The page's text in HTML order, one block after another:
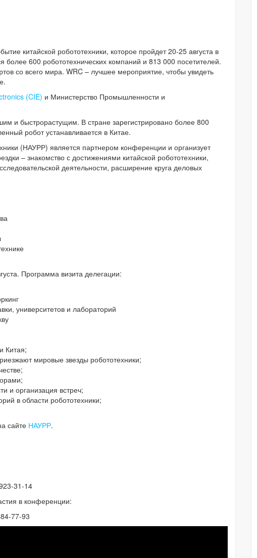
китайской робототехники, которое пройдет 20-25 августа в
600 робототехнических компаний и 813 000 посетителей.
со всего мира. WRC – лучшее мероприятие, чтобы увидеть
(CIE) и Министерство Промышленности и
и быстрорастущим. В стране зарегистрировано более 800
робот устанавливается в Китае.
(НАУРР) является партнером конференции и организует
– знакомство с достижениями китайской робототехники,
деятельности, расширение круга деловых
Программа визита делегации:
университетов и лабораторий
Китая;
мировые звезды робототехники;
и организация встреч;
в области робототехники;
сайте НАУРР.
31-14
в конференции:
77-93